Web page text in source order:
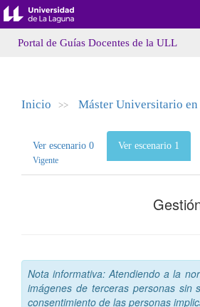
Portal de Guías Docentes de la ULL
Inicio >> Máster Universitario
Ver escenario 0
Vigente
Ver escenario 1
Nota informativa: Atendiendo a la
imágenes de terceras personas sin
consentimiento de las personas